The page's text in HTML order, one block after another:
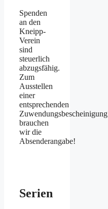
Spenden
an den
Kneipp-
Verein
sind
steuerlich
abzugsfähig.
Zum
Ausstellen
einer
entsprechenden
Zuwendungsbescheinigung
brauchen
wir die
Absenderangabe!
Serien